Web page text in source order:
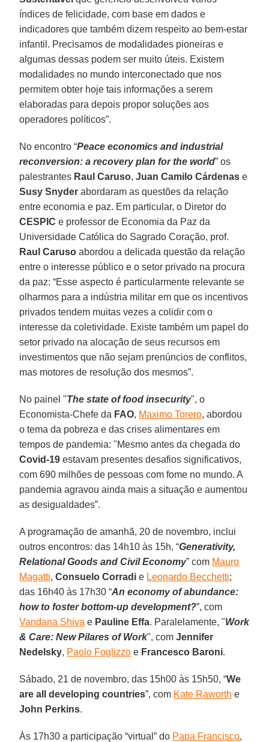
índices de felicidade, com base em dados e
indicadores que também dizem respeito ao bem-estar
infantil. Precisamos de modalidades pioneiras e
algumas dessas podem ser muito úteis. Existem
modalidades no mundo interconectado que nos
permitem obter hoje tais informações a serem
elaboradas para depois propor soluções aos
operadores políticos”.
No encontro “Peace economics and industrial
reconversion: a recovery plan for the world” os
palestrantes Raul Caruso,Juan Camilo Cárdenas e
Susy Snyder abordaram as questões da relação
entre economia e paz. Em particular, o Diretor do
CESPIC e professor de Economia da Paz da
Universidade Católica do Sagrado Coração, prof.
Raul Caruso abordou a delicada questão da relação
entre o interesse público e o setor privado na procura
da paz: “Esse aspecto é particularmente relevante se
olharmos para a indústria militar em que os incentivos
privados tendem muitas vezes a colidir com o
interesse da coletividade. Existe também um papel do
setor privado na alocação de seus recursos em
investimentos que não sejam prenúncios de conflitos,
mas motores de resolução dos mesmos”.
No painel "The state of food insecurity", o
Economista-Chefe da FAO, Maximo Torero, abordou
o tema da pobreza e das crises alimentares em
tempos de pandemia: "Mesmo antes da chegada do
Covid-19 estavam presentes desafios significativos,
com 690 milhões de pessoas com fome no mundo. A
pandemia agravou ainda mais a situação e aumentou
as desigualdades”.
A programação de amanhã, 20 de novembro, inclui
outros encontros: das 14h10 às 15h, “Generativity,
Relational Goods and Civil Economy” com Mauro
Magatti,Consuelo Corradi e Leonardo Becchetti;
das 16h40 às 17h30 “An economy of abundance:
how to foster bottom-up development?”, com
Vandana Shiva e Pauline Effa. Paralelamente, "Work
& Care: New Pilares of Work", comJennifer
Nedelsky, Paolo Foglizzo e Francesco Baroni.
Sábado, 21 de novembro, das 15h00 às 15h50, “We
are all developing countries”, com Kate Raworth e
John Perkins.
Às 17h30 a participação “virtual” do Papa Francisco,